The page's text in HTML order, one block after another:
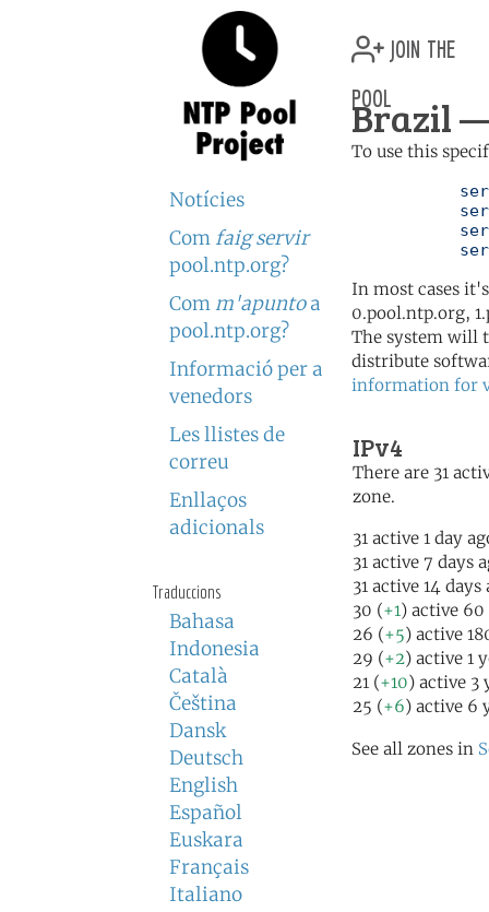
Notícies
Com faig servir
pool.ntp.org?
Com m'apuntoa
pool.ntp.org?
Informació per a
venedors
Les llistes de
correu
Enllaços
adicionals
Traduccions
Bahasa
Indonesia
Català
Čeština
Dansk
Deutsch
English
Español
Euskara
Français
Italiano
join the
pool
Brazil
To use this
In most cases
0.pool.ntp.org,
The system will
distribute
information for
IPv4
There are 31
zone.
31 active 1 day
31 active 7 days
31 active 14 days
30 (+1) active 60
26 (+5) active
29 (+2) active 1
21 (+10) active 3
25 (+6) active 6
See all zones in